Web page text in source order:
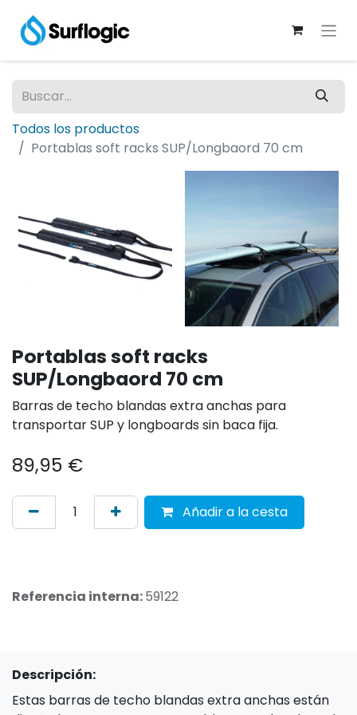
Todos los productos
Portablas soft racks SUP/Longbaord 70 cm
Portablas soft racks
SUP/Longbaord 70 cm
Barras de techo blandas extra anchas para
transportar SUP y longboards sin baca fija.
89,95 €
Añadir a la cesta
Referencia interna:59122
Descripción:
Estas barras de techo blandas extra anchas están